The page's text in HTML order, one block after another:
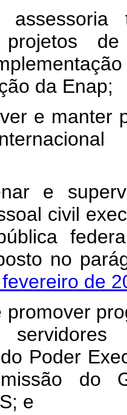
de
da Enap;
e manter
e
civil
no
de
promover
Poder
do
e